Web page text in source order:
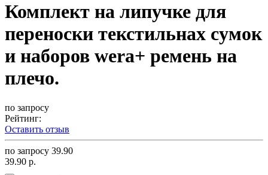
Комплект на липучке для
переноски текстильнах сумок
и наборов wera+ ремень на
плечо.
по запросу
Рейтинг:
Оставить отзыв
по запросу 39.90
39.90 р.